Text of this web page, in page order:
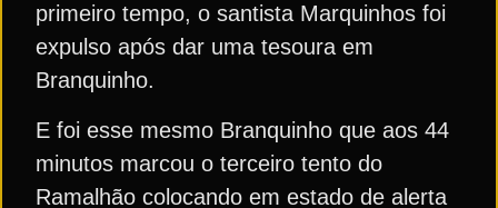
primeiro tempo, o santista Marquinhos foi
expulso após dar uma tesoura em
Branquinho.
E foi esse mesmo Branquinho que aos 44
minutos marcou o terceiro tento do
Ramalhão colocando em estado de alerta